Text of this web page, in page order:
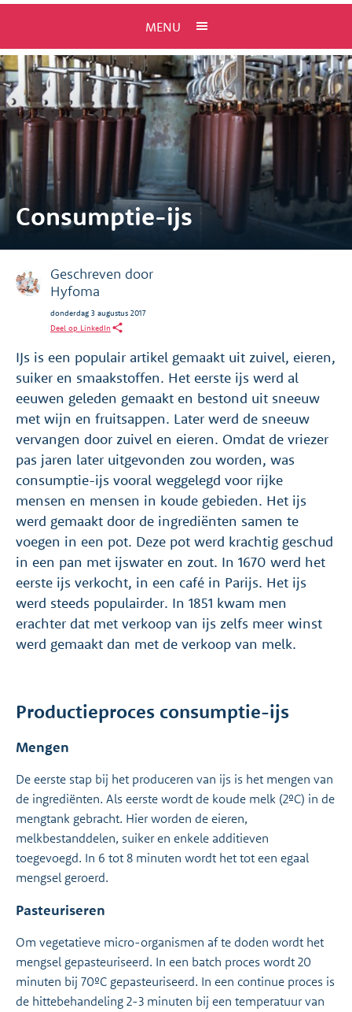
MENU
Consumptie-ijs
IJs is een populair artikel gemaakt uit zuivel, eieren,
suiker en smaakstoffen. Het eerste ijs werd al
eeuwen geleden gemaakt en bestond uit sneeuw
met wijn en fruitsappen. Later werd de sneeuw
vervangen door zuivel en eieren. Omdat de vriezer
pas jaren later uitgevonden zou worden, was
consumptie-ijs vooral weggelegd voor rijke
mensen en mensen in koude gebieden. Het ijs
werd gemaakt door de ingrediënten samen te
voegen in een pot. Deze pot werd krachtig geschud
in een pan met ijswater en zout. In 1670 werd het
eerste ijs verkocht, in een café in Parijs. Het ijs
werd steeds populairder. In 1851 kwam men
erachter dat met verkoop van ijs zelfs meer winst
werd gemaakt dan met de verkoop van melk.
Geschreven door
Hyfoma
donderdag 3 augustus 2017
Deel op LinkedIn
Productieproces consumptie-ijs
Mengen
De eerste stap bij het produceren van ijs is het mengen van
de ingrediënten. Als eerste wordt de koude melk (2ºC) in de
mengtank gebracht. Hier worden de eieren,
melkbestanddelen, suiker en enkele additieven
toegevoegd. In 6 tot 8 minuten wordt het tot een egaal
mengsel geroerd.
Pasteuriseren
Om vegetatieve micro-organismen af te doden wordt het
mengsel gepasteuriseerd. In een batch proces wordt 20
minuten bij 70ºC gepasteuriseerd. In een continue proces is
de hittebehandeling 2-3 minuten bij een temperatuur van